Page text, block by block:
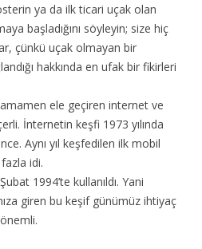
ya da ilk ticari uçak olan
başladığını söyleyin; size hiç
çünkü uçak olmayan bir
hakkında en ufak bir fikirleri
ele geçiren internet ve
İnternetin keşfi 1973 yılında
Aynı yıl keşfedilen ilk mobil
idi.
1994’te kullanıldı. Yani
giren bu keşif günümüz ihtiyaç